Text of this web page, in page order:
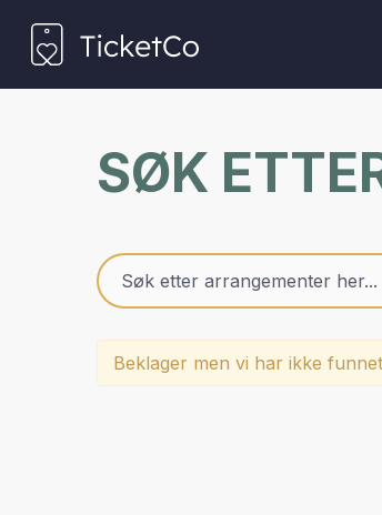
SØK
Beklager men vi har ikke